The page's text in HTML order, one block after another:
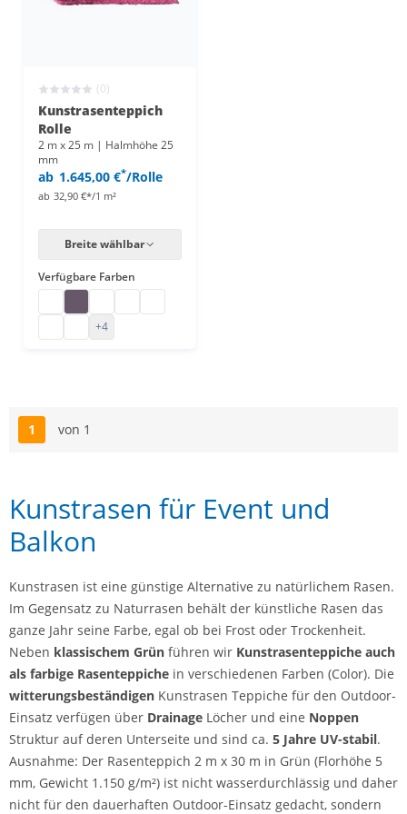
(0)
Kunstrasenteppich
Rolle
2 m x 25 m | Halmhöhe 25
mm
ab 1.645,00 €*/Rolle
ab 32,90 €*/1 m²
Breite wählbar
Verfügbare Farben
Kunstrasen farbig
Kunstrasen farbig
+4
Seite
1 von 1
Kunstrasen für Event und
Balkon
Kunstrasen ist eine günstige Alternative zu natürlichem Rasen.
Im Gegensatz zu Naturrasen behält der künstliche Rasen das
ganze Jahr seine Farbe, egal ob bei Frost oder Trockenheit.
Neben klassischem Grün führen wir Kunstrasenteppiche auch
als farbige Rasenteppiche in verschiedenen Farben (Color). Die
witterungsbeständigen Kunstrasen Teppiche für den Outdoor-
Einsatz verfügen über Drainage Löcher und eine Noppen
Struktur auf deren Unterseite und sind ca. 5 Jahre UV-stabil.
Ausnahme: Der Rasenteppich 2 m x 30 m in Grün (Florhöhe 5
mm, Gewicht 1.150 g/m²) ist nicht wasserdurchlässig und daher
nicht für den dauerhaften Outdoor-Einsatz gedacht, sondern